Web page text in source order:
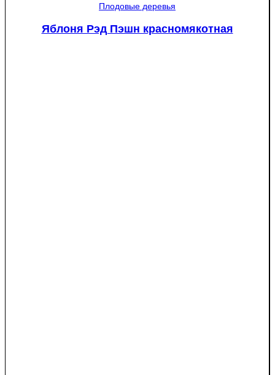
Плодовые деревья
Яблоня Рэд Пэшн красномякотная